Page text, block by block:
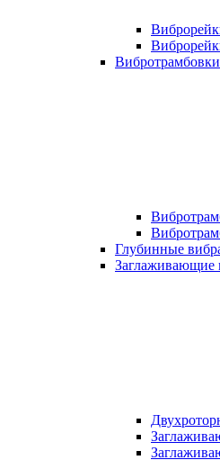
Вибротрамбовки
Глубинные